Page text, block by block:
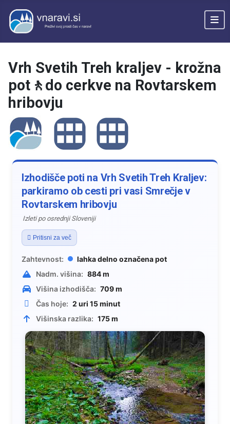
Vrh Svetih Treh kraljev - krožna
pot🚶do cerkve na Rovtarskem
hribovju
Izhodišče poti na Vrh Svetih Treh Kraljev:
parkiramo ob cesti pri vasi Smrečje v
Rovtarskem hribovju
Izleti po osrednji Sloveniji
Pritisni za več
Zahtevnost:
lahka delno označena pot
Nadm. višina: 884 m
Višina izhodišča: 709 m
Čas hoje: 2 uri 15 minut
Višinska razlika: 175 m